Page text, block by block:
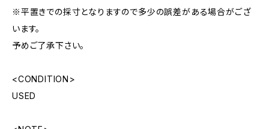
※平置きでの採寸となりますので多少の誤差がある場合がござ
います。
予めご了承下さい。
<CONDITION>
USED